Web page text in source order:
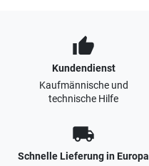
thumb_up
Kundendienst
Kaufmännische und
technische Hilfe
local_shipping
Schnelle Lieferung in Europa